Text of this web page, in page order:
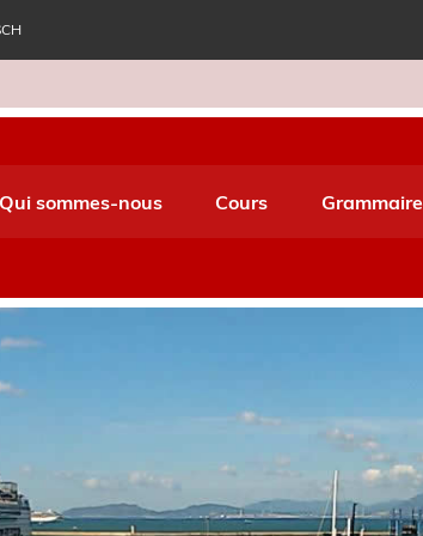
World Italiano
Qui sommes-nous Cours Grammaire